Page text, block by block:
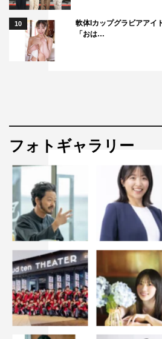
10
軟体Iカップグラビアアイ
「おは…
フォトギャラリー